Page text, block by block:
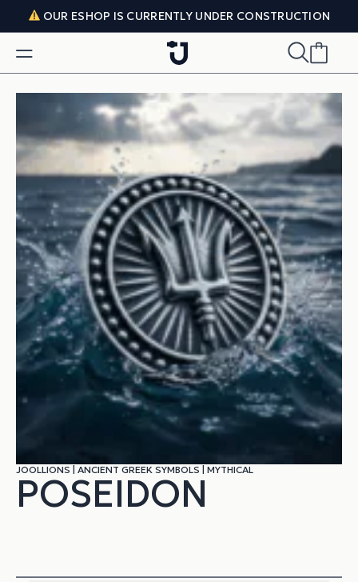
Skip to content
OUR ESHOP IS CURRENTLY UNDER CONSTRUCTION
JOOLLIONS ANCIENT GREEK SYMBOLS MYTHICAL
POSEIDON